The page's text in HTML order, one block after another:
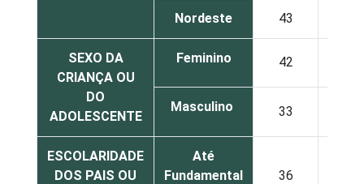
Nordeste 43
SEXO DA
CRIANÇA OU
DO
ADOLESCENTE
Feminino 42
Masculino 33
ESCOLARIDADE
DOS PAIS OU
Até
Fundamental
36